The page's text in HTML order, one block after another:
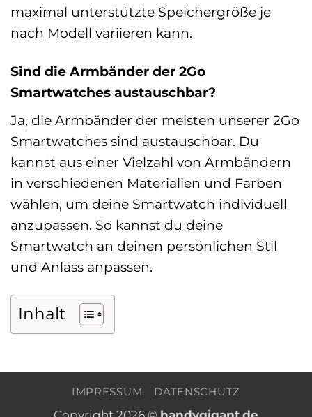
maximal unterstützte Speichergröße je
nach Modell variieren kann.
Sind die Armbänder der 2Go
Smartwatches austauschbar?
Ja, die Armbänder der meisten unserer 2Go
Smartwatches sind austauschbar. Du
kannst aus einer Vielzahl von Armbändern
in verschiedenen Materialien und Farben
wählen, um deine Smartwatch individuell
anzupassen. So kannst du deine
Smartwatch an deinen persönlichen Stil
und Anlass anpassen.
Inhalt
IMPRESSUM DATENSCHUTZ